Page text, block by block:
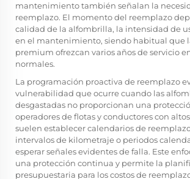
mantenimiento también señalan la
reemplazo. El momento del reemplazo
calidad de la alfombrilla, la intensidad de
en el mantenimiento, siendo habitual que
premium ofrezcan varios años de servicio
normales.
La programación proactiva de reemplazo
vulnerabilidad que ocurre cuando las
desgastadas no proporcionan una
operadores de flotas y conductores con
suelen establecer calendarios de
intervalos de kilometraje o periodos
esperar señales evidentes de falla. Este
una protección continua y permite la
presupuestaria para los costos de